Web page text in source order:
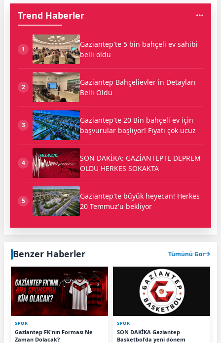
Trend Haberler
1
Gaziantep'te 5 bin bahçeli ev sahibi
belli oldu
2
Gaziantep Bahçelievler'in Detayları
Belli Oldu
3
Gaziantep'te 20 Bin bahçeli ev için
başvurular başlıyor! Fiyatı çok ucuz
4
SON DAKİKA: GAZİANTEPTE DEPREM
OLDU HERKES SOKAKTA
5
Gaziantep'te büyük heyecan! Herkes
20 Temmuz'u bekliyor
Benzer Haberler Tümünü Gör
SPOR
Gaziantep FK'nın Forması Ne
Zaman Dolacak?
SPOR
SON DAKİKA Gaziantep
Basketbol'da yeni dönem